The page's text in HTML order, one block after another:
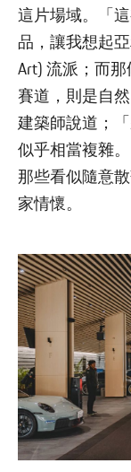
這片場域。「
品，讓我想起
Art) 流派；而
賽道，則是自
建築師說道；
似乎相當複雜
那些看似隨意
家情懷。